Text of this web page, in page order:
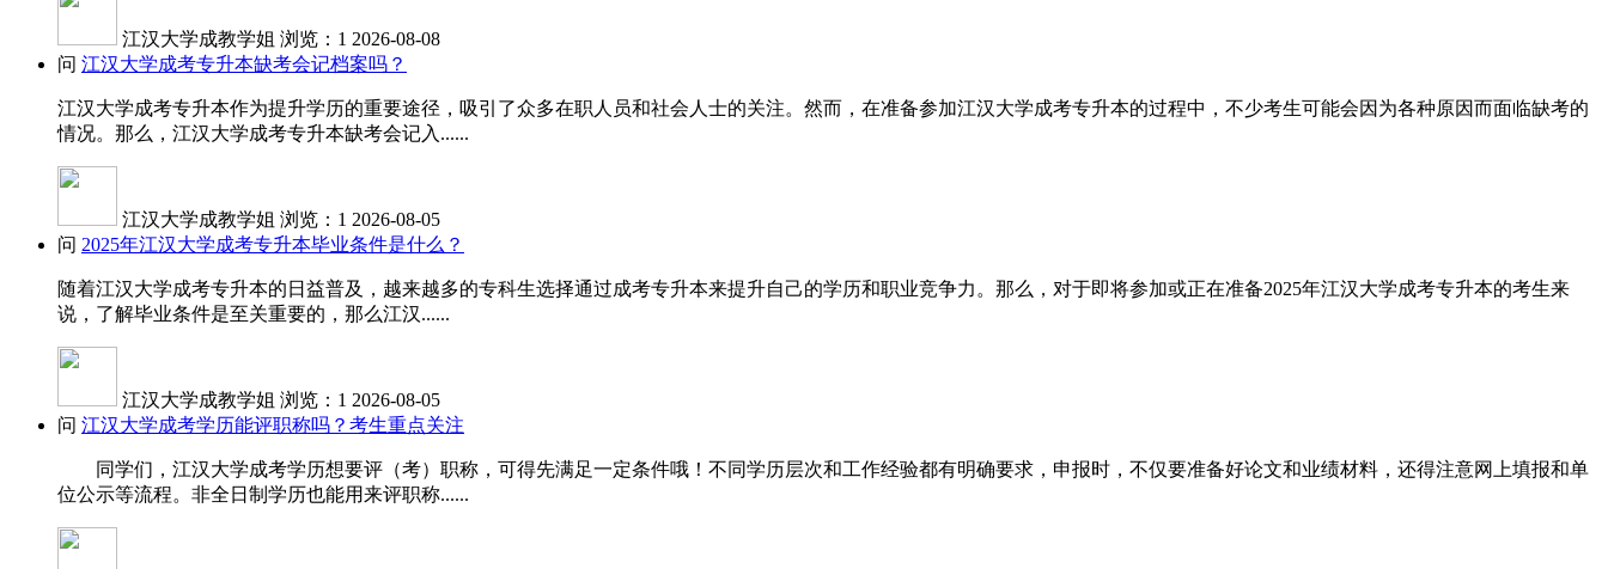
江汉大学成教学姐 浏览：1 2026-08-08
问 江汉大学成考专升本缺考会记档案吗？
江汉大学成考专升本作为提升学历的重要途径，吸引了众多在职人员和社会人士的关注。然而，在准备参加江汉大学成考专升本的过程中，不少考生可能会因为各种原因而面临缺考的
情况。那么，江汉大学成考专升本缺考会记入......
江汉大学成教学姐 浏览：1 2026-08-05
问 2025年江汉大学成考专升本毕业条件是什么？
随着江汉大学成考专升本的日益普及，越来越多的专科生选择通过成考专升本来提升自己的学历和职业竞争力。那么，对于即将参加或正在准备2025年江汉大学成考专升本的考生来
说，了解毕业条件是至关重要的，那么江汉......
江汉大学成教学姐 浏览：1 2026-08-05
问 江汉大学成考学历能评职称吗？考生重点关注
同学们，江汉大学成考学历想要评（考）职称，可得先满足一定条件哦！不同学历层次和工作经验都有明确要求，申报时，不仅要准备好论文和业绩材料，还得注意网上填报和单
位公示等流程。非全日制学历也能用来评职称......